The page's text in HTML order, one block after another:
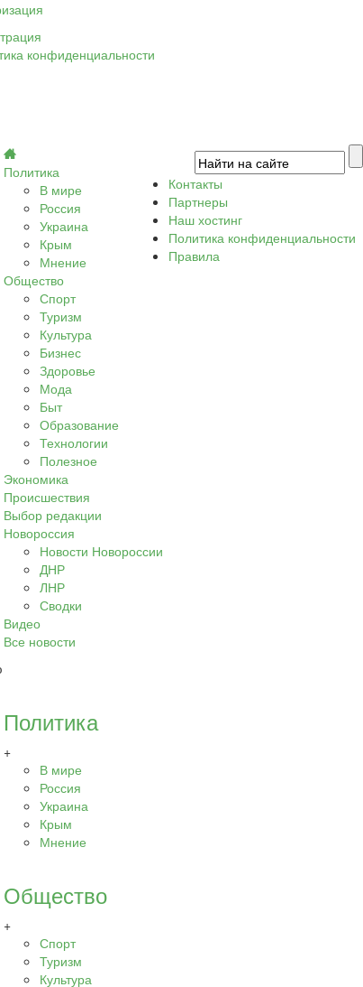
конфиденциальности
Политика
В мире
Россия
Украина
Крым
Мнение
Общество
Спорт
Туризм
Культура
Бизнес
Здоровье
Мода
Быт
Образование
Технологии
Полезное
Экономика
Происшествия
Выбор редакции
Новороссия
Новости Новороссии
ДНР
ЛНР
Сводки
Видео
Все новости
Политика
+
В мире
Россия
Украина
Крым
Мнение
Общество
+
Спорт
Туризм
Культура
Контакты
Партнеры
Наш хостинг
Политика конфиденциальности
Правила